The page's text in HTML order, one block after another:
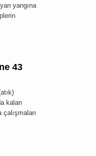
yangına
43
kalan